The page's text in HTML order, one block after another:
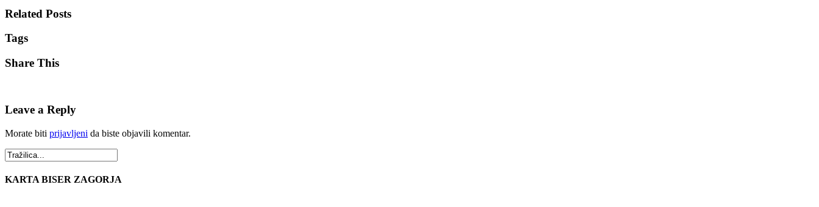
Related Posts
Tags
Share This
Leave a Reply
Morate biti prijavljeni da biste objavili komentar.
KARTA BISER ZAGORJA